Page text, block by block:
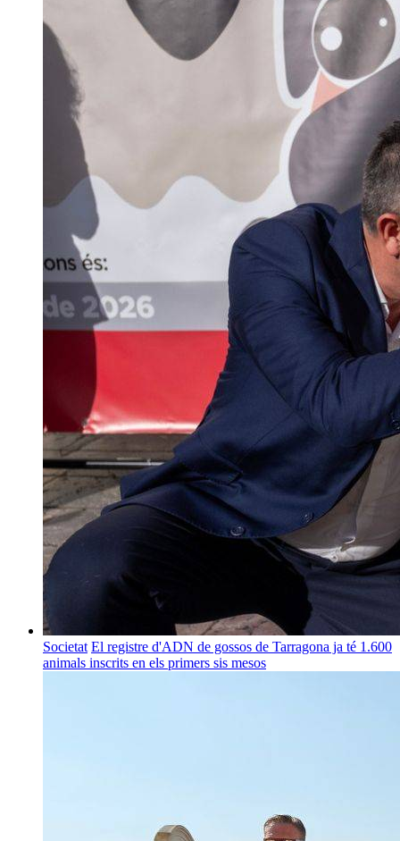
Societat El registre d'ADN de gossos de Tarragona ja té 1.600
animals inscrits en els primers sis mesos